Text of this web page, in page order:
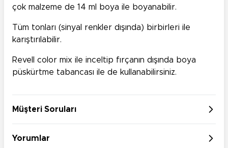
çok malzeme de 14 ml boya ile boyanabilir.
Tüm tonları (sinyal renkler dışında) birbirleri ile
karıştırılabilir.
Revell color mix ile inceltip fırçanın dışında boya
püskürtme tabancası ile de kullanabilirsiniz.
Müşteri Soruları
Yorumlar